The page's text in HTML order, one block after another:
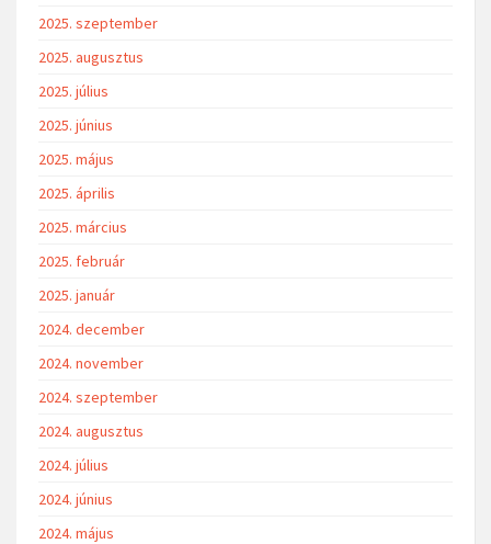
2025. szeptember
2025. augusztus
2025. július
2025. június
2025. május
2025. április
2025. március
2025. február
2025. január
2024. december
2024. november
2024. szeptember
2024. augusztus
2024. július
2024. június
2024. május